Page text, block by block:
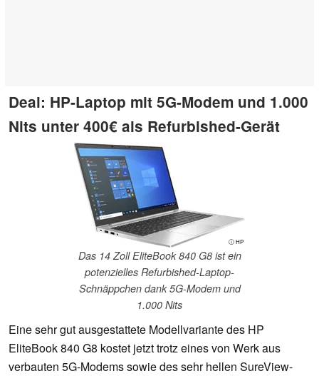
Deal: HP-Laptop mit 5G-Modem und 1.000
Nits unter 400€ als Refurbished-Gerät
ⓘ HP
Das 14 Zoll EliteBook 840 G8 ist ein
potenzielles Refurbished-Laptop-
Schnäppchen dank 5G-Modem und
1.000 Nits
Eine sehr gut ausgestattete Modellvariante des HP
EliteBook 840 G8 kostet jetzt trotz eines von Werk aus
verbauten 5G-Modems sowie des sehr hellen SureView-